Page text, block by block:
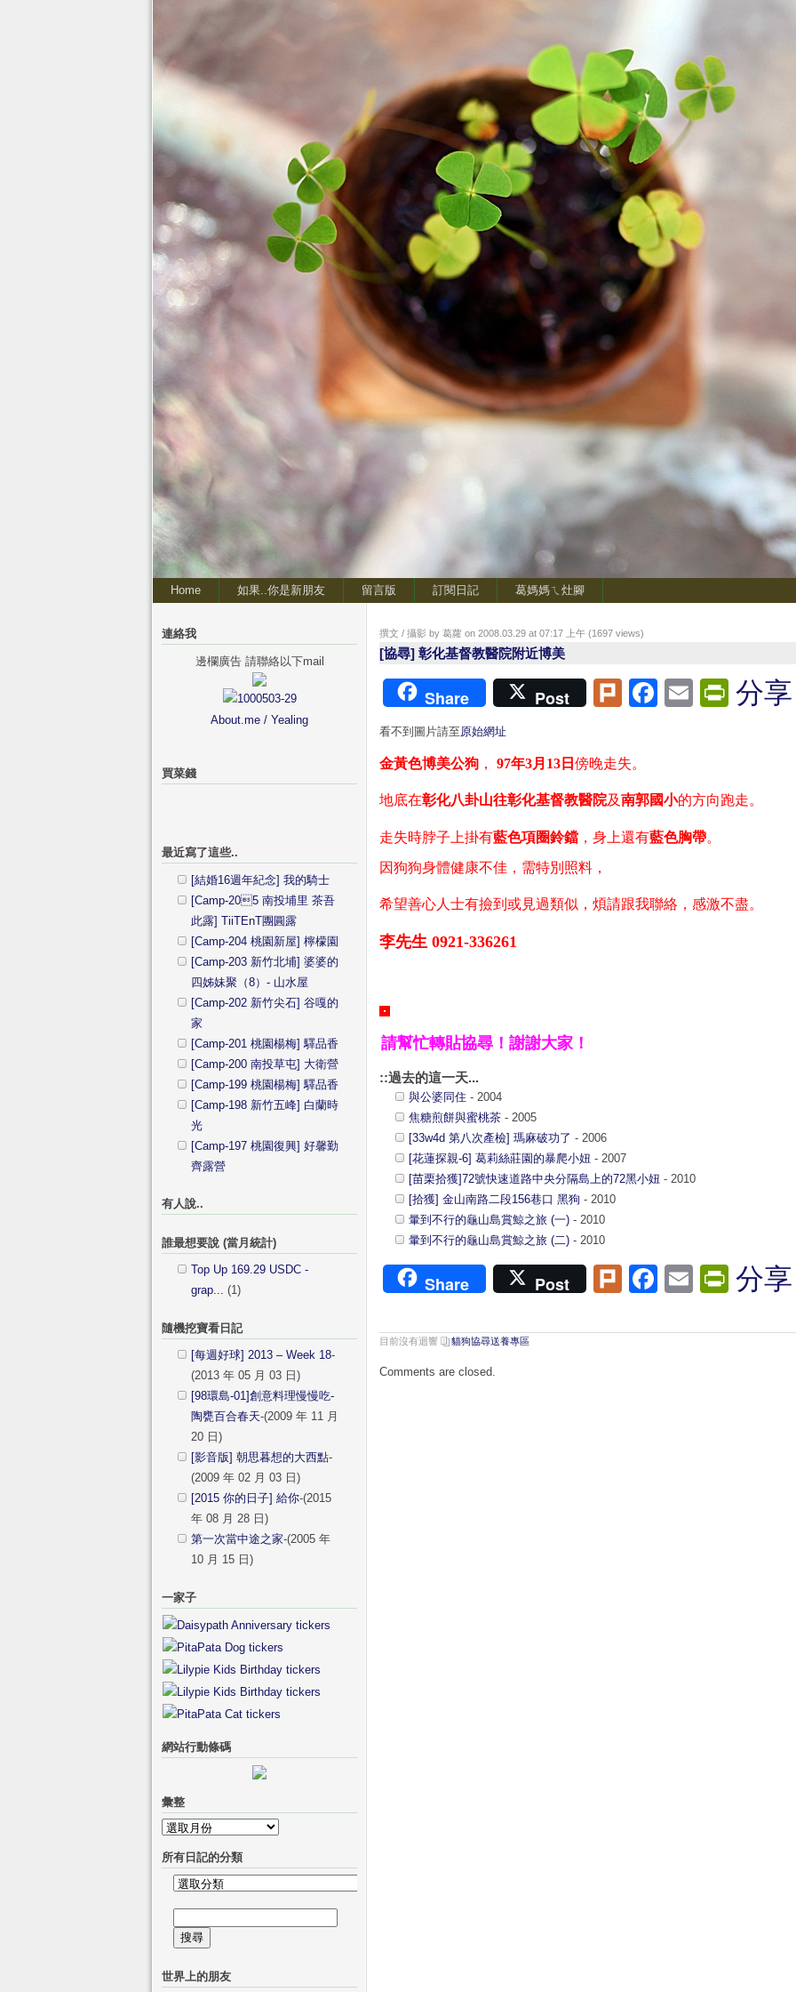
Home 如果..你是新朋友 留言版 訂閱日記 葛媽媽ㄟ灶腳
撰文 / 攝影 by 葛蘿 on 2008.03.29 at 07:17 上午 (1697 views)
[協尋] 彰化基督教醫院附近博美
Share Post PlurkFacebook
Email分享
看不到圖片請至原始網址
金黃色博美公狗 ， 97年3月 13 日 傍晚走失。
地底在彰化八卦山往彰化基督教醫院及南郭國小的方向跑走。
走失時脖子上掛有藍色項圈鈴鐺 ，身上還有藍色胸帶。
因狗狗身體健康不佳，需特別照料，
希望善心人士有撿到或見過類似，煩請跟我聯絡，感激不盡。
李先生 0921-336261
請幫忙轉貼協尋！謝謝大家！
::過去的這一天...
與公婆同住 - 2004
焦糖煎餅與蜜桃茶 - 2005
[33w4d 第八次產檢] 瑪麻破功了 - 2006
[花蓮探親-6] 葛莉絲莊園的暴爬小妞 - 2007
[苗栗拾獲]72號快速道路中央分隔島上的72黑小妞 - 2010
[拾獲] 金山南路二段156巷口 黑狗 - 2010
暈到不行的龜山島賞鯨之旅 (一) - 2010
暈到不行的龜山島賞鯨之旅 (二) - 2010
Share Post PlurkFacebook
Email分享
目前沒有迴響 貓狗協尋送養專區
Comments are closed.
連絡我
邊欄廣告 請聯絡以下mail
About.me / Yealing
買菜錢
最近寫了這些..
[結婚16週年紀念] 我的騎士
[Camp-205 南投埔里 茶吾
此露] TiiTEnT團圓露
[Camp-204 桃園新屋] 檸檬園
[Camp-203 新竹北埔] 婆婆的
四姊妹聚（8）- 山水屋
[Camp-202 新竹尖石] 谷嘎的
家
[Camp-201 桃園楊梅] 驛品香
[Camp-200 南投草屯] 大衛營
[Camp-199 桃園楊梅] 驛品香
[Camp-198 新竹五峰] 白蘭時
光
[Camp-197 桃園復興] 好馨勤
齊露營
有人說..
誰最想要說 (當月統計)
Top Up 169.29 USDC -
grap... (1)
隨機挖寶看日記
[每週好球] 2013 – Week 18-
(2013 年 05 月 03 日)
[98環島-01]創意料理慢慢吃-
陶甕百合春天-(2009 年 11 月
20 日)
[影音版] 朝思暮想的大西點-
(2009 年 02 月 03 日)
[2015 你的日子] 給你-(2015
年 08 月 28 日)
第一次當中途之家-(2005 年
10 月 15 日)
一家子
網站行動條碼
彙整
彙
整
所有日記的分類
所
日
記
分
尋
鍵
世界上的朋友